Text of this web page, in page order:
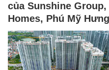
của Sunshine
Homes, Phú Mỹ